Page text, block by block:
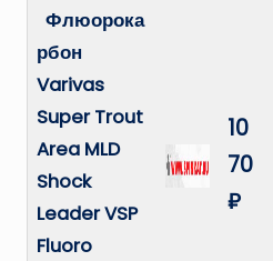
Флюорока
рбон
Varivas
Super Trout
Area MLD
Shock
Leader VSP
Fluoro
10
70
₽